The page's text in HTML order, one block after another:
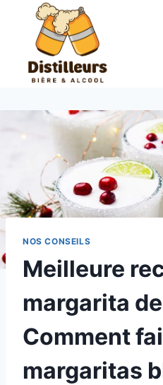
contenu
NOS CONSEILS
Meilleure
margarita
Comment
margaritas